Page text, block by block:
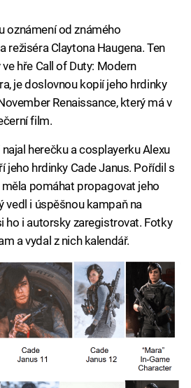
oznámení od známého
režiséra Claytona Haugena. Ten
hře Call of Duty: Modern
je doslovnou kopií jeho hrdinky
Renaissance, který má v
film.
herečku a cosplayerku Alexu
jeho hrdinky Cade Janus. Pořídil s
pomáhat propagovat jeho
vedl i úspěšnou kampaň na
ho i autorsky zaregistrovat. Fotky
a vydal z nich kalendář.